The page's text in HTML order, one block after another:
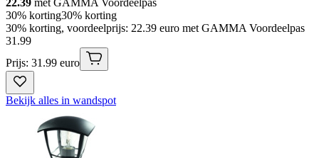
30% korting30% korting
30% korting, voordeelprijs: 22.39 euro met GAMMA Voordeelpas
31 .99
Prijs: 31.99 euro
Bekijk alles in wandspot